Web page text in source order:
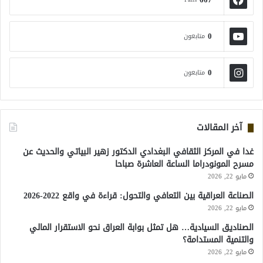
0 متابعون
0 متابعون
آخر المقالات
غدا في المركز الثقافي البغدادي الدكتور زهير البياتي والحديث عن
مسرح المونودراما الساعة العاشرة صباحا
مايو 22, 2026
الصناعة العراقية بين التعافي والتحول: قراءة في واقع 2022-2026
مايو 22, 2026
الصناديق السيادية… هل تمثل بوابة العراق نحو الاستقرار المالي
والتنمية المستدامة؟
مايو 22, 2026